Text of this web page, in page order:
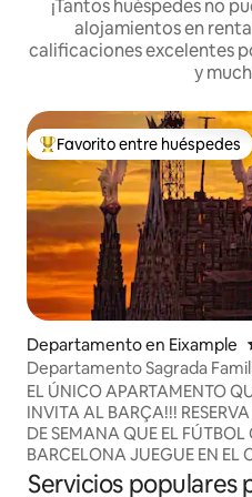
¡Tantos huéspedes no
alojamientos en
calificaciones excelentes
y
De los mejores en Favorito
Favorito entre huéspedes
Departamento en Eixample
Departamento Sagrada
"Departamento en esquina",
EL ÚNICO APARTAMENTO
INVITA AL BARÇA!!! RESERVA LOS FINES
DE SEMANA QUE EL FÚTBOL
BARCELONA JUEGUE EN EL
Y TE INVITAMOS AL
Servicios populares